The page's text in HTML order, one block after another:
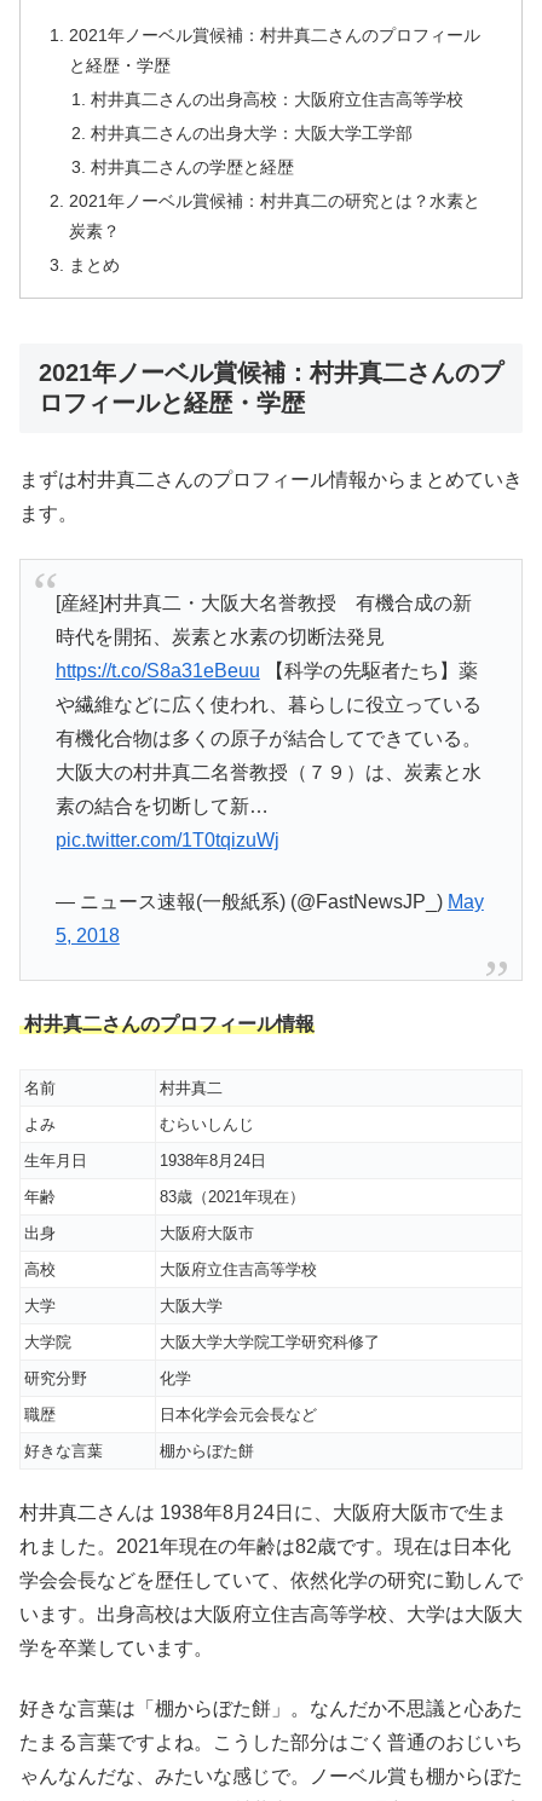
2021年ノーベル賞候補：村井真二さんのプロフィール
と経歴・学歴
村井真二さんの出身高校：大阪府立住吉高等学校
村井真二さんの出身大学：大阪大学工学部
村井真二さんの学歴と経歴
2021年ノーベル賞候補：村井真二の研究とは？水素と
炭素？
まとめ
2021年ノーベル賞候補：村井真二さんのプ
ロフィールと経歴・学歴
まずは村井真二さんのプロフィール情報からまとめていき
ます。
[産経]村井真二・大阪大名誉教授 有機合成の新
時代を開拓、炭素と水素の切断法発見
https://t.co/S8a31eBeuu 【科学の先駆者たち】薬
や繊維などに広く使われ、暮らしに役立っている
有機化合物は多くの原子が結合してできている。
大阪大の村井真二名誉教授（７９）は、炭素と水
素の結合を切断して新…
pic.twitter.com/1T0tqizuWj
— ニュース速報(一般紙系) (@FastNewsJP_) May
5, 2018
村井真二さんのプロフィール情報
名前
村井真二
よみ
むらいしんじ
生年月日
1938年8月24日
年齢
83歳（2021年現在）
出身
大阪府大阪市
高校
大阪府立住吉高等学校
大学
大阪大学
大学院
大阪大学大学院工学研究科修了
研究分野
化学
職歴
日本化学会元会長など
好きな言葉
棚からぼた餅
村井真二さんは 1938年8月24日に、大阪府大阪市で生ま
れました。2021年現在の年齢は82歳です。現在は日本化
学会会長などを歴任していて、依然化学の研究に勤しんで
います。出身高校は大阪府立住吉高等学校、大学は大阪大
学を卒業しています。
好きな言葉は「棚からぼた餅」。なんだか不思議と心あた
たまる言葉ですよね。こうした部分はごく普通のおじいち
ゃんなんだな、みたいな感じで。ノーベル賞も棚からぼた